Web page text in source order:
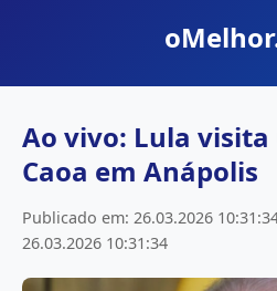
Ao vivo: Lula
Caoa em Anápolis
Publicado em: 26.03.2026
26.03.2026 10:31:34